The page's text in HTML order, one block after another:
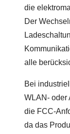
die
Der
alle
Bei
WLAN- oder
die FCC-
da das